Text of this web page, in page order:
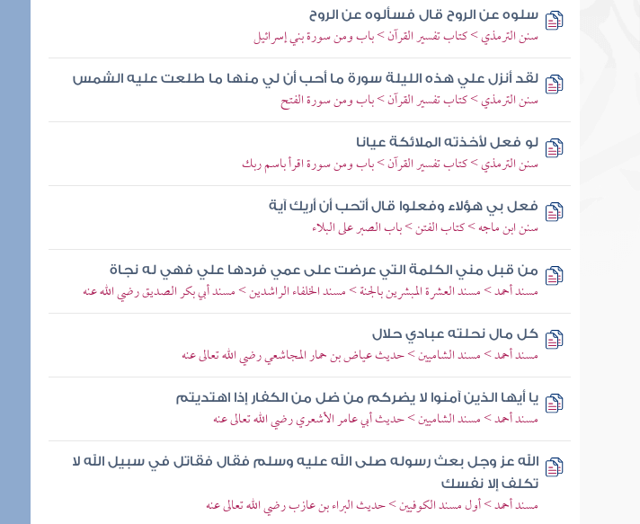
سلوه عن الروح قال فسألوه عن الروح
سنن الترمذي > كتاب تفسير القرآن > باب ومن سورة بني إسرائيل
لقد أنزل علي هذه الليلة سورة ما أحب أن لي منها ما طلعت عليه الشمس
سنن الترمذي > كتاب تفسير القرآن > باب ومن سورة الفتح
لو فعل لأخذته الملائكة عيانا
سنن الترمذي > كتاب تفسير القرآن > باب ومن سورة اقرأ باسم ربك
فعل بي هؤلاء وفعلوا قال أتحب أن أريك آية
سنن ابن ماجه > كتاب الفتن > باب الصبر على البلاء
من قبل مني الكلمة التي عرضت على عمي فردها علي فهي له نجاة
مسند أحمد > مسند العشرة المبشرين بالجنة > مسند الخلفاء الراشدين > مسند أبي بكر الصديق رضي الله عنه
كل مال نحلته عبادي حلال
مسند أحمد > مسند الشاميين > حديث عياض بن حمار المجاشعي رضي الله تعالى عنه
يا أيها الذين آمنوا لا يضركم من ضل من الكفار إذا اهتديتم
مسند أحمد > مسند الشاميين > حديث أبي عامر الأشعري رضي الله تعالى عنه
الله عز وجل بعث رسوله صلى الله عليه وسلم فقال فقاتل في سبيل الله لا
تكلف إلا نفسك
مسند أحمد > أول مسند الكوفيين > حديث البراء بن عازب رضي الله تعالى عنه